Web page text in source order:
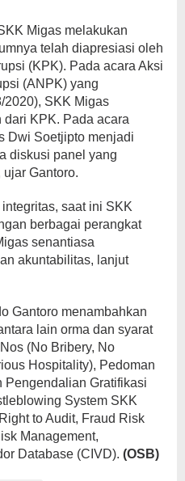
Migas melakukan
telah diapresiasi oleh
(KPK). Pada acara Aksi
(ANPK) yang
2020), SKK Migas
KPK. Pada acara
Dwi Soetjipto menjadi
diskusi panel yang
Gantoro.
saat ini SKK
berbagai perangkat
senantiasa
akuntabilitas, lanjut
Gantoro menambahkan
lain orma dan syarat
(No Bribery, No
Hospitality), Pedoman
Pengendalian Gratifikasi
System SKK
to Audit, Fraud Risk
Management,
Database (CIVD). (OSB)